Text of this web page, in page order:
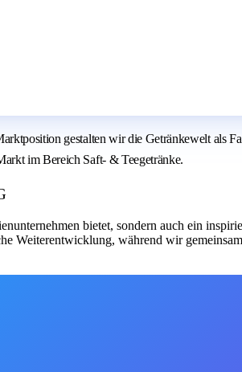
gestalten wir die Getränkewelt als
im Bereich Saft- & Teegetränke.
bietet, sondern auch ein
Weiterentwicklung, während wir